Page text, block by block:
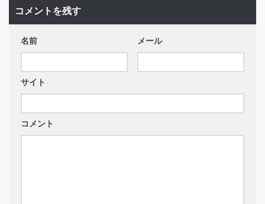
コメントを残す
名前 メール
サイト
コメント